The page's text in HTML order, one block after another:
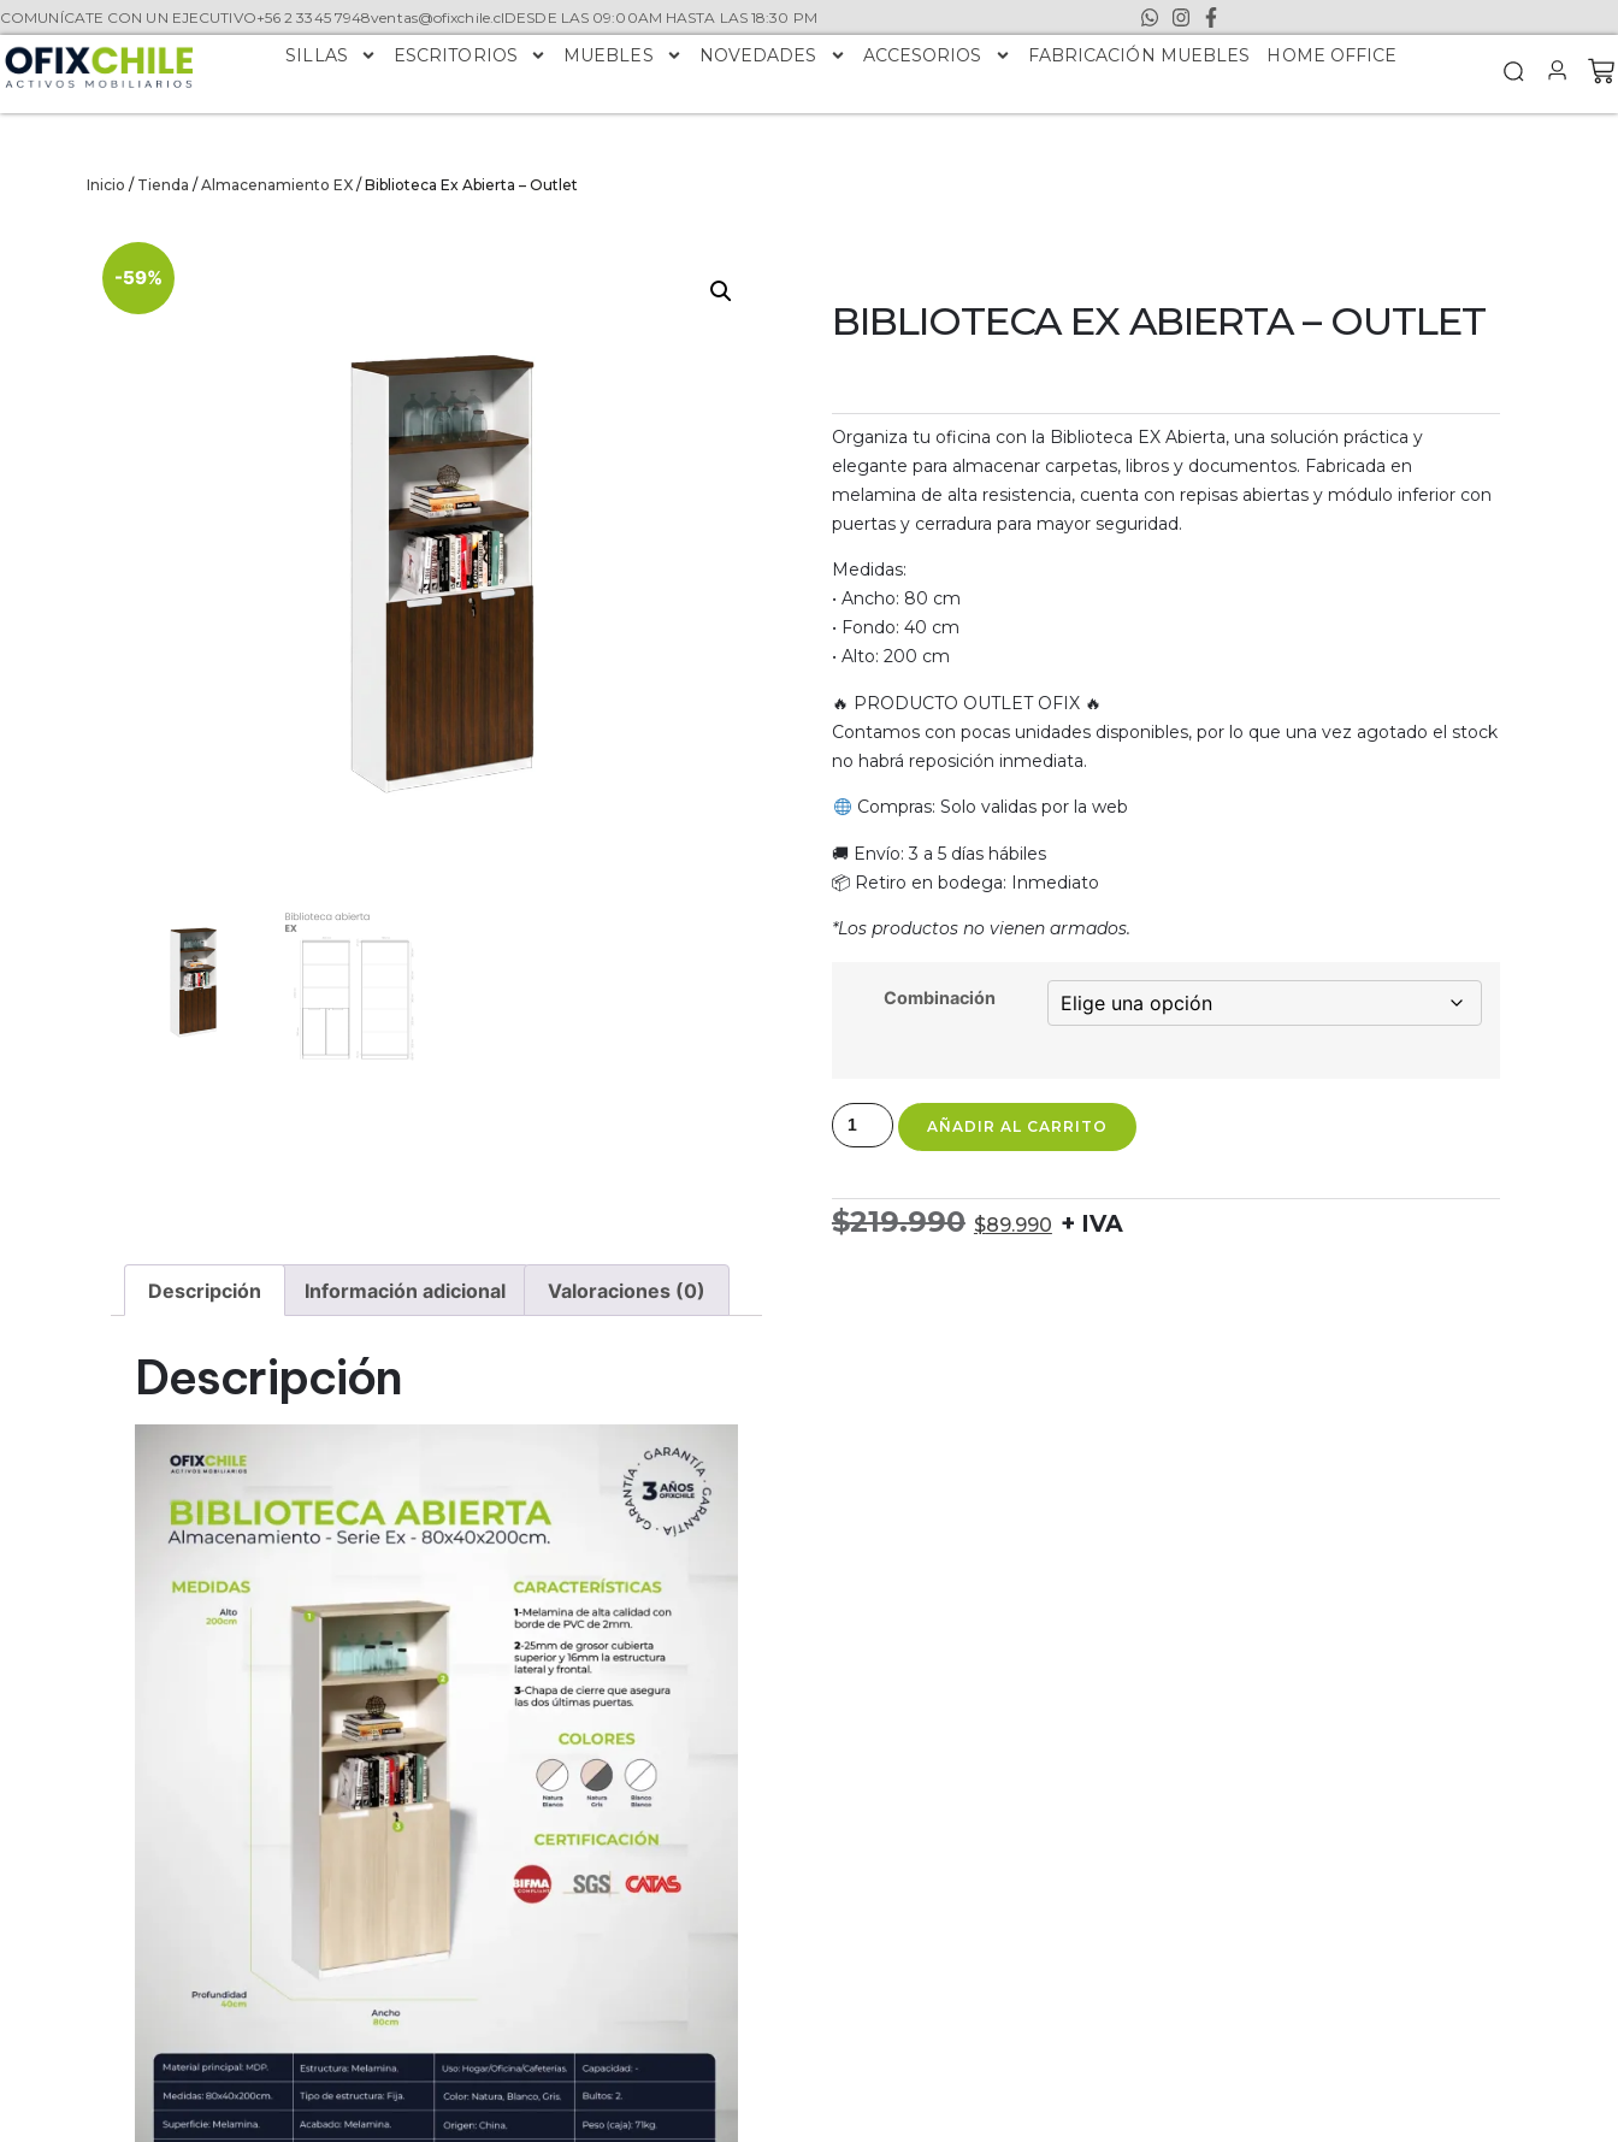
COMUNÍCATE CON UN EJECUTIVO+56 2 3345 7948ventas@ofixchile.clDESDE LAS 09:00AM HASTA LAS 18:30 PM
SILLAS ESCRITORIOS MUEBLES NOVEDADES ACCESORIOS FABRICACIÓN MUEBLES HOME OFFICE
Inicio / Tienda / Almacenamiento EX / Biblioteca Ex Abierta – Outlet
-59%
Descripción Información adicional Valoraciones (0)
Descripción
BIBLIOTECA EX ABIERTA – OUTLET
Organiza tu oficina con la Biblioteca EX Abierta, una solución práctica y
elegante para almacenar carpetas, libros y documentos. Fabricada en
melamina de alta resistencia, cuenta con repisas abiertas y módulo inferior con
puertas y cerradura para mayor seguridad.
Medidas:
• Ancho: 80 cm
• Fondo: 40 cm
• Alto: 200 cm
🔥 PRODUCTO OUTLET OFIX 🔥
Contamos con pocas unidades disponibles, por lo que una vez agotado el stock
no habrá reposición inmediata.
Compras: Solo validas por la web
🚚 Envío: 3 a 5 días hábiles
📦 Retiro en bodega: Inmediato
*Los productos no vienen armados.
Combinación
AÑADIR AL CARRITO
$219.990 $89.990 + IVA